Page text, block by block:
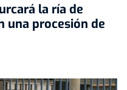
la ría de
una procesión de